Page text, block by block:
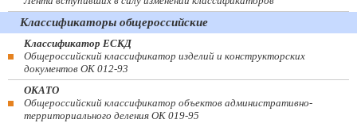
Классификаторы общероссийские
Классификатор ЕСКД
Общероссийский классификатор изделий и конструкторских
документов ОК 012-93
ОКАТО
Общероссийский классификатор объектов административно-
территориального деления ОК 019-95